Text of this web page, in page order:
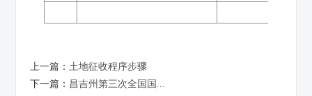
上一篇： 土地征收程序步骤
下一篇： 昌吉州第三次全国国...